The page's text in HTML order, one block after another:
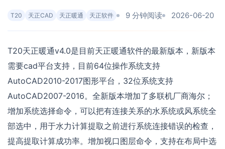
T20 天正CAD 天正暖通 天正软件 9 分钟阅读 2026-06-20
T20天正暖通v4.0是目前天正暖通软件的最新版本，新版本
需要cad平台支持，目前64位操作系统支持
AutoCAD2010-2017图形平台，32位系统支持
AutoCAD2007-2016。全新版本增加了多联机厂商海尔；
增加系统选择命令，可以把有连接关系的水系统或风系统全
部选中，用于水力计算提取之前进行系统连接错误的检查，
提高提取计算成功率。增加视口图层命令，支持在布局中选